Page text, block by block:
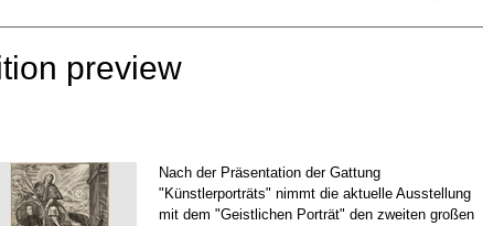
preview
Nach der Präsentation der Gattung
"Künstlerporträts" nimmt die aktuelle Ausstellung
mit dem "Geistlichen Porträt" den zweiten großen